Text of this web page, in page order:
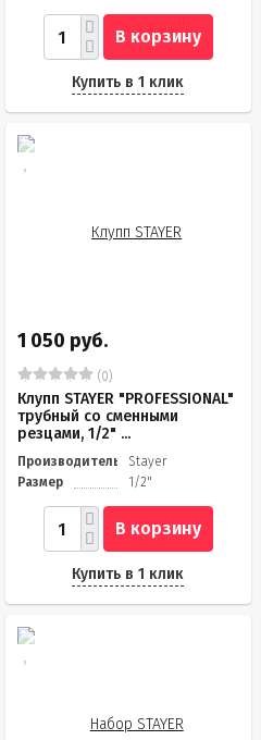
В корзину
Купить в 1 клик
1 050 руб.
(0)
Клупп STAYER "PROFESSIONAL"
трубный со сменными
резцами, 1/2" ...
Производитель
Stayer
Размер
1/2"
В корзину
Купить в 1 клик